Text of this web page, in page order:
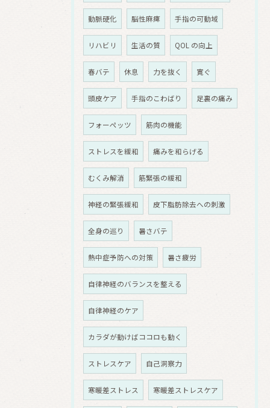
動脈硬化 脳性麻痺 手指の可動域
リハビリ 生活の質 QOL の向上
春バテ 休息 力を抜く 寛ぐ
頭皮ケア 手指のこわばり 足裏の痛み
フォーペッツ 筋肉の機能
ストレスを緩和 痛みを和らげる
むくみ解消 筋緊張の緩和
神経の緊張緩和 皮下脂肪除去への刺激
全身の巡り 暑さバテ
熱中症予防への対策 暑さ疲労
自律神経のバランスを整える
自律神経のケア
カラダが動けばココロも動く
ストレスケア 自己洞察力
寒暖差ストレス 寒暖差ストレスケア